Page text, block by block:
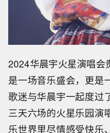
2024华晨宇火星演唱会
是一场音乐盛会，更是
歌迷与华晨宇一起度过
三天六场的火星乐园演
乐世界里尽情感受快乐